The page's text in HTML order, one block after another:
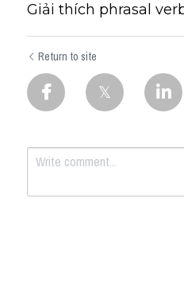
Giải thích phrasal
Return to site